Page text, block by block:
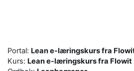
Portal: Lean e-læringskurs fra
Kurs: Lean e-læringskurs fra Flowit